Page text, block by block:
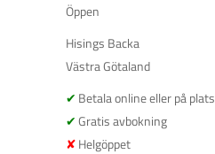
Öppen
Hisings Backa
Västra Götaland
Betala online eller på plats
Gratis avbokning
Helgöppet